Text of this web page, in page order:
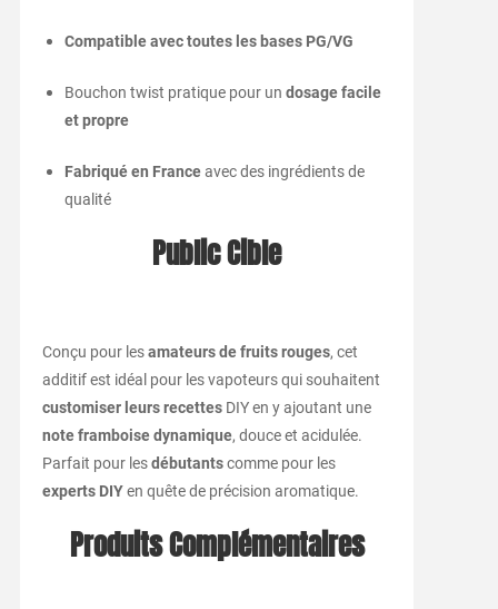
Compatible avec toutes les bases PG/VG
Bouchon twist pratique pour un dosage facile
et propre
Fabriqué en Franceavec des ingrédients de
qualité
Public Cible
Conçu pour lesamateurs de fruits rouges, cet
additif est idéal pour les vapoteurs qui souhaitent
customiser leurs recettesDIY en y ajoutant une
note framboise dynamique, douce et acidulée.
Parfait pour lesdébutantscomme pour les
experts DIYen quête de précision aromatique.
Produits Complémentaires